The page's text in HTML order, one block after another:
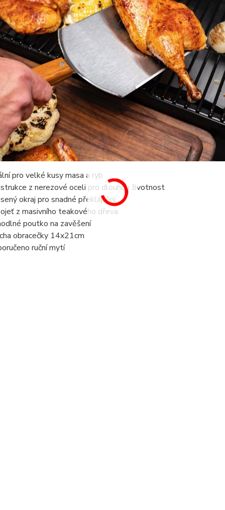
pro velké kusy masa a ryb
z nerezové oceli pro dlouhou životnost
okraj pro snadné překlápění
z masivního teakového dřeva
poutko na zavěšení
obracečky 14x21cm
ruční mytí